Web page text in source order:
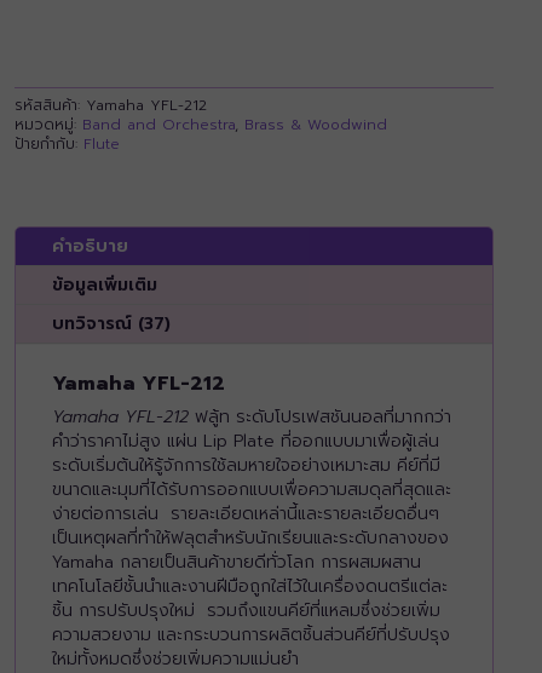
รหัสสินค้า: Yamaha YFL-212
หมวดหมู่: Band and Orchestra, Brass & Woodwind
ป้ายกำกับ: Flute
คำอธิบาย
ข้อมูลเพิ่มเติม
บทวิจารณ์ (37)
Yamaha YFL-212
Yamaha YFL-212 ฟลู้ท ระดับโปรเฟสชันนอลที่มากกว่า
คำว่าราคาไม่สูง แผ่น Lip Plate ที่ออกแบบมาเพื่อผู้เล่น
ระดับเริ่มต้นให้รู้จักการใช้ลมหายใจอย่างเหมาะสม คีย์ที่มี
ขนาดและมุมที่ได้รับการออกแบบเพื่อความสมดุลที่สุดและ
ง่ายต่อการเล่น รายละเอียดเหล่านี้และรายละเอียดอื่นๆ
เป็นเหตุผลที่ทำให้ฟลุตสำหรับนักเรียนและระดับกลางของ
Yamaha กลายเป็นสินค้าขายดีทั่วโลก การผสมผสาน
เทคโนโลยีชั้นนำและงานฝีมือถูกใส่ไว้ในเครื่องดนตรีแต่ละ
ชิ้น การปรับปรุงใหม่ รวมถึงแขนคีย์ที่แหลมซึ่งช่วยเพิ่ม
ความสวยงาม และกระบวนการผลิตชิ้นส่วนคีย์ที่ปรับปรุง
ใหม่ทั้งหมดซึ่งช่วยเพิ่มความแม่นยำ